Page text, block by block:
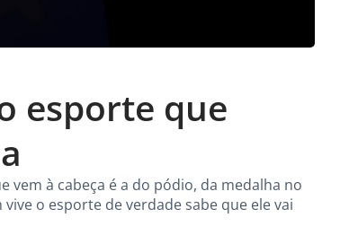
esporte que
vem à cabeça é a do pódio, da medalha no
o esporte de verdade sabe que ele vai